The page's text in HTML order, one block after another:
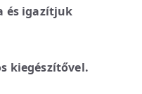
és igazítjuk
kiegészítővel.